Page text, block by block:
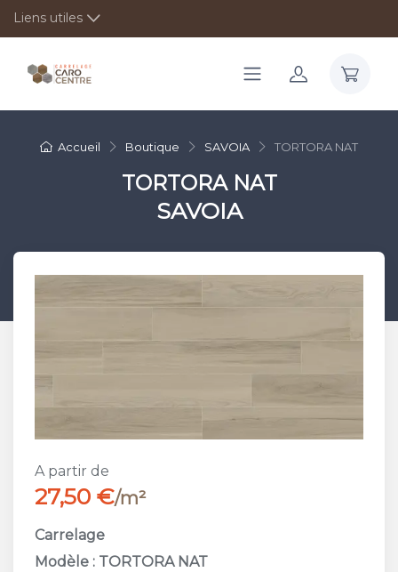
Liens utiles
Accueil Boutique SAVOIA TORTORA NAT
TORTORA NAT
SAVOIA
A partir de
27,50 €/m²
Carrelage
Modèle : TORTORA NAT